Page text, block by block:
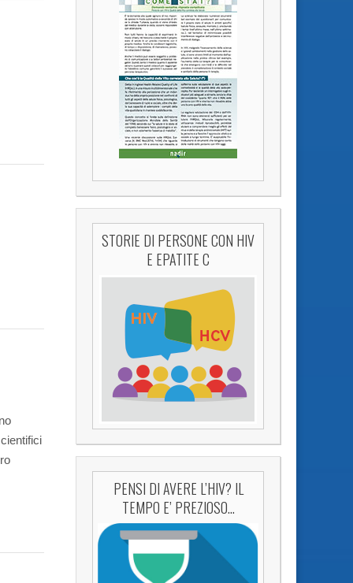
STORIE DI PERSONE CON HIV
E EPATITE C
PENSI DI AVERE L’HIV? IL
TEMPO E’ PREZIOSO…